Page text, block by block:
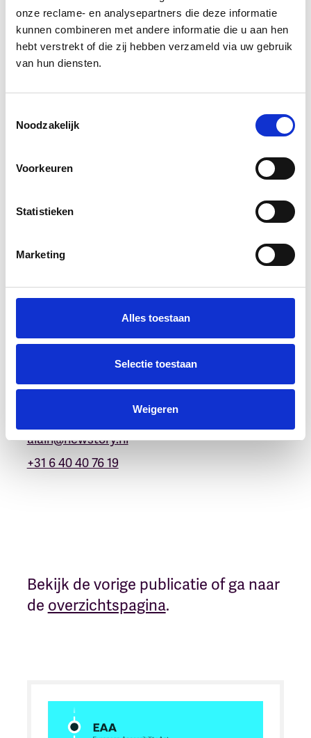
onze reclame- en analysepartners die deze informatie
kunnen combineren met andere informatie die u aan hen
hebt verstrekt of die zij hebben verzameld via uw gebruik
van hun diensten.
Noodzakelijk
Voorkeuren
Statistieken
Marketing
Alles toestaan
Selectie toestaan
Weigeren
Doorpraten over de Story
Sprint?
Waar veel content trajecten blijven hangen in
zichtbaarheid, bouwen wij aan rendement.
Alles is gericht op groei: meer traffic, meer
leads, meer omzet. Zo simpel is het. Wat zijn
jouw wensen, uitdagingen of vragen rondom
Meer weten?
Neem contact op met:
alain@newstory.nl
+31 6 40 40 76 19
Bekijk de vorige publicatie of ga naar
de overzichtspagina.